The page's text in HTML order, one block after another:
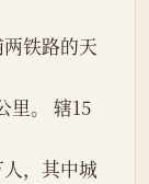
人，其中城